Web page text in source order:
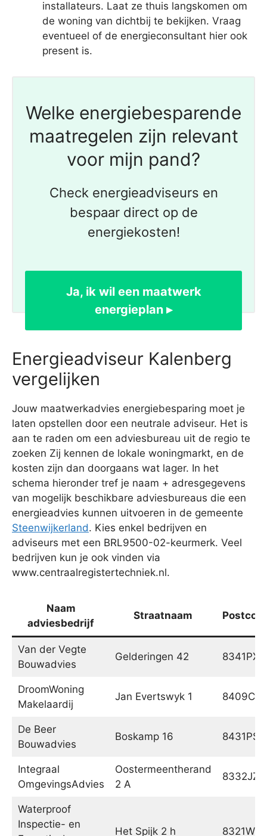
installateurs. Laat ze thuis langskomen om
de woning van dichtbij te bekijken. Vraag
eventueel of de energieconsultant hier ook
present is.
Welke energiebesparende
maatregelen zijn relevant
voor mijn pand?
Check energieadviseurs en
bespaar direct op de
energiekosten!
Ja, ik wil een maatwerk
energieplan ▸
Energieadviseur Kalenberg
vergelijken
Jouw maatwerkadvies energiebesparing moet je
laten opstellen door een neutrale adviseur. Het is
aan te raden om een adviesbureau uit de regio te
zoeken Zij kennen de lokale woningmarkt, en de
kosten zijn dan doorgaans wat lager. In het
schema hieronder tref je naam + adresgegevens
van mogelijk beschikbare adviesbureaus die een
energieadvies kunnen uitvoeren in de gemeente
Steenwijkerland. Kies enkel bedrijven en
adviseurs met een BRL9500-02-keurmerk. Veel
bedrijven kun je ook vinden via
www.centraalregistertechniek.nl.
Naam
adviesbedrijf
Straatnaam
Van der Vegte
Bouwadvies
Gelderingen 42 8341PX
DroomWoning
Makelaardij
Jan Evertswyk 1 8409CT
De Beer
Bouwadvies
Boskamp 16 8431PS
Integraal
OmgevingsAdvies
Oostermeentherand
2 A
8332JZ
Waterproof
Inspectie- en
Het Spijk 2 h 8321WT